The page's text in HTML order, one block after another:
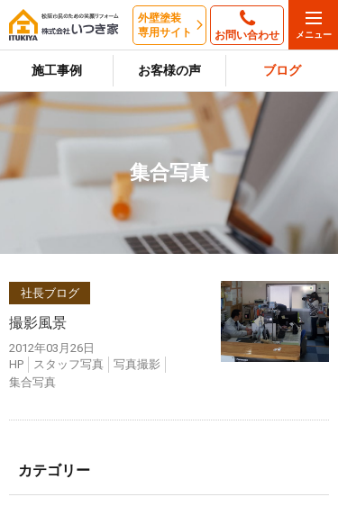
外壁塗装
専用サイト
お問い合わせ
施工事例 お客様の声 ブログ
集合写真
社長ブログ
撮影風景
2012年03月26日
HP
スタッフ写真
写真撮影
集合写真
カテゴリー